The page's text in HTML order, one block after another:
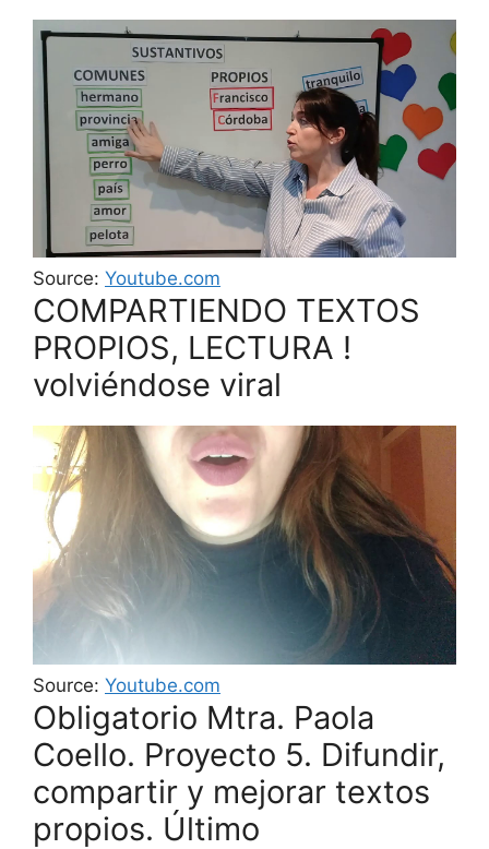
Source: Youtube.com
COMPARTIENDO TEXTOS
PROPIOS, LECTURA !
volviéndose viral
Source: Youtube.com
Obligatorio Mtra. Paola
Coello. Proyecto 5. Difundir,
compartir y mejorar textos
propios. Último